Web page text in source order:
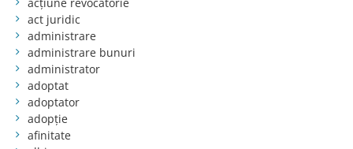
act juridic
administrare
administrare bunuri
administrator
adoptat
adoptator
adopție
afinitate